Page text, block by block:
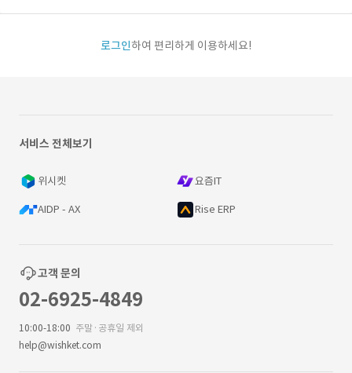
로그인하여 편리하게 이용하세요!
서비스 전체보기
위시켓 요즘IT
AIDP - AX Rise ERP
고객 문의
02-6925-4849
10:00-18:00 주말·공휴일 제외
help@wishket.com